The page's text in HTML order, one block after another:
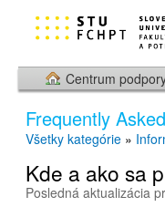
Centrum
Frequently
Všetky kategórie »
Kde a ako sa
Posledná aktualizácia